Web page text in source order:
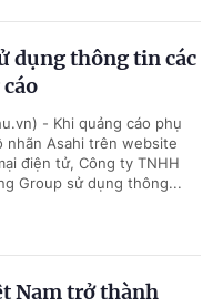
dụng thông tin các
- Khi quảng cáo phụ
nhãn Asahi trên website
điện tử, Công ty TNHH
Group sử dụng thông...
Nam trở thành